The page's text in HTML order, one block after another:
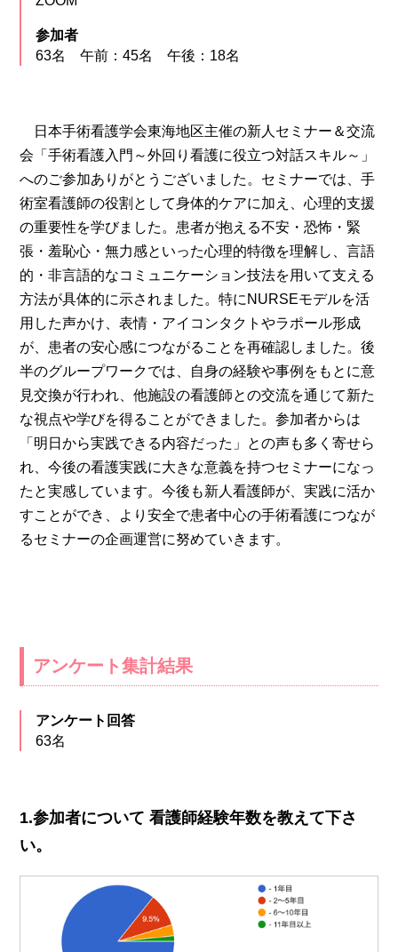
参加者
63名 午前：45名 午後：18名
日本手術看護学会東海地区主催の新人セミナー＆交流
会「手術看護入門～外回り看護に役立つ対話スキル～」
へのご参加ありがとうございました。セミナーでは、手
術室看護師の役割として身体的ケアに加え、心理的支援
の重要性を学びました。患者が抱える不安・恐怖・緊
張・羞恥心・無力感といった心理的特徴を理解し、言語
的・非言語的なコミュニケーション技法を用いて支える
方法が具体的に示されました。特にNURSEモデルを活
用した声かけ、表情・アイコンタクトやラポール形成
が、患者の安心感につながることを再確認しました。後
半のグループワークでは、自身の経験や事例をもとに意
見交換が行われ、他施設の看護師との交流を通じて新た
な視点や学びを得ることができました。参加者からは
「明日から実践できる内容だった」との声も多く寄せら
れ、今後の看護実践に大きな意義を持つセミナーになっ
たと実感しています。今後も新人看護師が、実践に活か
すことができ、より安全で患者中心の手術看護につなが
るセミナーの企画運営に努めていきます。
アンケート集計結果
アンケート回答
63名
1.参加者について 看護師経験年数を教えて下さ
い。